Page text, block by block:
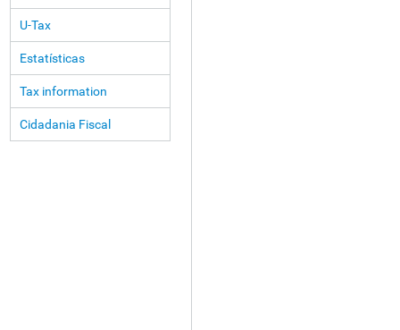
U-Tax
Estatísticas
Tax information
Cidadania Fiscal